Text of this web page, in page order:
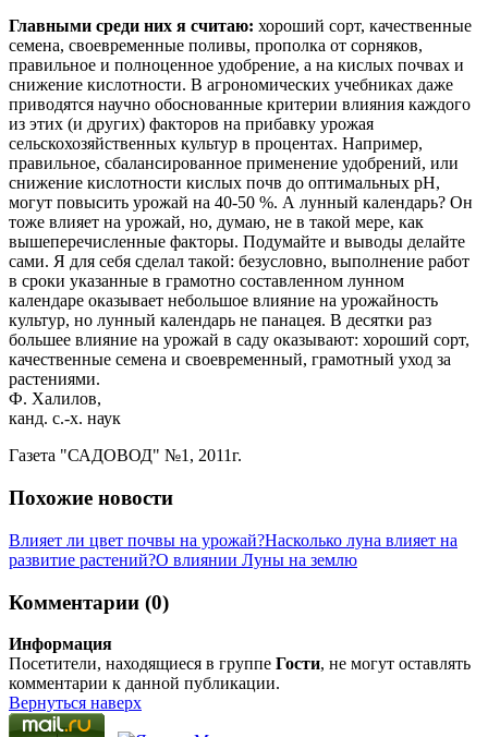
Главными среди них я считаю: хороший сорт, качественные
семена, своевременные поливы, прополка от сорняков,
правильное и полноценное удобрение, а на кислых почвах и
снижение кислотности. В агрономических учебниках даже
приводятся научно обоснованные критерии влияния каждого
из этих (и других) факторов на прибавку урожая
сельскохозяйственных культур в процентах. Например,
правильное, сбалансированное применение удобрений, или
снижение кислотности кислых почв до оптимальных рН,
могут повысить урожай на 40-50 %. А лунный календарь? Он
тоже влияет на урожай, но, думаю, не в такой мере, как
вышеперечисленные факторы. Подумайте и выводы делайте
сами. Я для себя сделал такой: безусловно, выполнение работ
в сроки указанные в грамотно составленном лунном
календаре оказывает небольшое влияние на урожайность
культур, но лунный календарь не панацея. В десятки раз
большее влияние на урожай в саду оказывают: хороший сорт,
качественные семена и своевременный, грамотный уход за
растениями.
Ф. Халилов,
канд. с.-х. наук
Газета "САДОВОД" №1, 2011г.
Похожие новости
Влияет ли цвет почвы на урожай?Насколько луна влияет на
развитие растений?О влиянии Луны на землю
Комментарии (0)
Информация
Посетители, находящиеся в группе Гости, не могут оставлять
комментарии к данной публикации.
Вернуться наверх